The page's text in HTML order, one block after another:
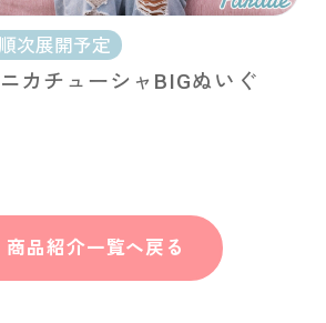
次展開予定
カチューシャBIGぬいぐ
商品紹介一覧へ戻る